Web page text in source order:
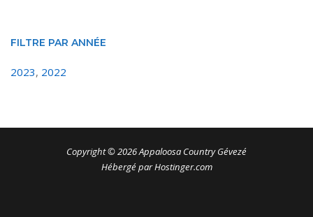
FILTRE PAR ANNÉE
2023, 2022
Copyright © 2026 Appaloosa Country Gévezé
Hébergé par Hostinger.com